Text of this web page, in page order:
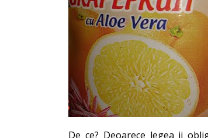
De ce? Deoarece legea ii